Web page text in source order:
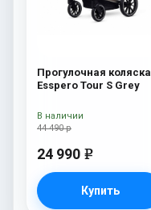
Прогулочная коляска
Esspero Tour S Grey
44 490 р
24 990 e
Купить
В наличии